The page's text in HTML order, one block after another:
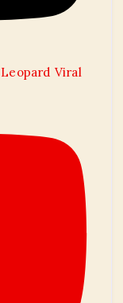
| Leopard Viral